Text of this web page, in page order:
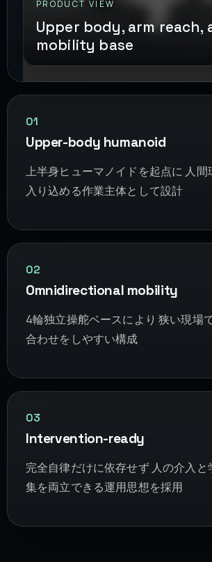
PRODUCT VIEW
Upper body, arm reach,
mobility base
01
Upper-body humanoid
上半身ヒューマノイドを起点に 人間
入り込める作業主体として設計
02
Omnidirectional mobility
4輪独立操舵ベースにより 狭い現場
合わせをしやすい構成
03
Intervention-ready
完全自律だけに依存せず 人の介入と
集を両立できる運用思想を採用